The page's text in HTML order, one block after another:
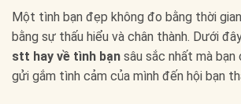
Một tình bạn đẹp không đo bằng thời
bằng sự thấu hiểu và chân thành. Dưới
stt hay về tình bạn sâu sắc nhất mà
gửi gắm tình cảm của mình đến hội bạn